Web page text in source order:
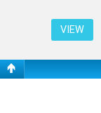
VIEW